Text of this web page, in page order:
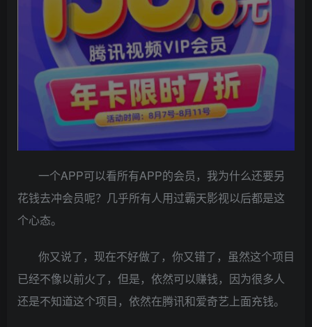
一个APP可以看所有APP的会员，我为什么还要另
花钱去冲会员呢？几乎所有人用过霸天影视以后都是这
个心态。
你又说了，现在不好做了，你又错了，虽然这个项目
已经不像以前火了，但是，依然可以赚钱，因为很多人
还是不知道这个项目，依然在腾讯和爱奇艺上面充钱。